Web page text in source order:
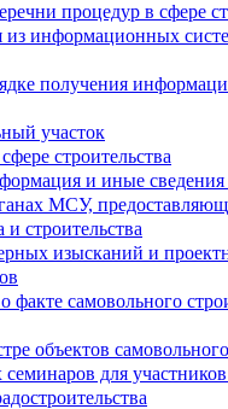
процедур в сфере
из информационных
получения
участок
строительства
и иные сведения
МСУ,
и строительства
изысканий и
факте самовольного
объектов
для участников